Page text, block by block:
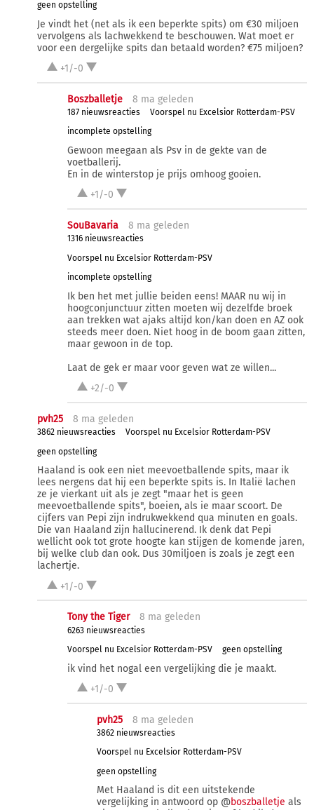
geen opstelling
Je vindt het (net als ik een beperkte spits) om €30 miljoen
vervolgens als lachwekkend te beschouwen. Wat moet er
voor een dergelijke spits dan betaald worden? €75 miljoen?
+1/-0
Boszballetje 8 ma geleden
187 nieuwsreacties
Voorspel nu Excelsior Rotterdam-PSV
incomplete opstelling
Gewoon meegaan als Psv in de gekte van de
voetballerij.
En in de winterstop je prijs omhoog gooien.
+1/-0
SouBavaria 8 ma geleden
1316 nieuwsreacties
Voorspel nu Excelsior Rotterdam-PSV
incomplete opstelling
Ik ben het met jullie beiden eens! MAAR nu wij in
hoogconjunctuur zitten moeten wij dezelfde broek
aan trekken wat ajaks altijd kon/kan doen en AZ ook
steeds meer doen. Niet hoog in de boom gaan zitten,
maar gewoon in de top.
Laat de gek er maar voor geven wat ze willen...
+2/-0
pvh25 8 ma geleden
3862 nieuwsreacties
Voorspel nu Excelsior Rotterdam-PSV
geen opstelling
Haaland is ook een niet meevoetballende spits, maar ik
lees nergens dat hij een beperkte spits is. In Italië lachen
ze je vierkant uit als je zegt "maar het is geen
meevoetballende spits", boeien, als ie maar scoort. De
cijfers van Pepi zijn indrukwekkend qua minuten en goals.
Die van Haaland zijn hallucinerend. Ik denk dat Pepi
wellicht ook tot grote hoogte kan stijgen de komende jaren,
bij welke club dan ook. Dus 30miljoen is zoals je zegt een
lachertje.
+1/-0
Tony the Tiger 8 ma geleden
6263 nieuwsreacties
Voorspel nu Excelsior Rotterdam-PSV
geen opstelling
ik vind het nogal een vergelijking die je maakt.
+1/-0
pvh25 8 ma geleden
3862 nieuwsreacties
Voorspel nu Excelsior Rotterdam-PSV
geen opstelling
Met Haaland is dit een uitstekende
vergelijking in antwoord op @boszballetje als